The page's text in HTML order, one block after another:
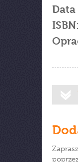
ISBN: